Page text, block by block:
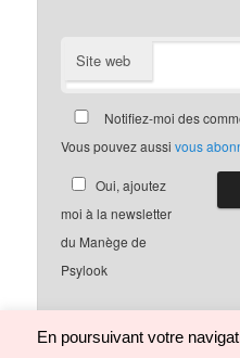
Site web
Notifiez-moi des
Vous pouvez aussivous
Oui, ajoutez
moi à la newsletter
du Manège de
Psylook
En poursuivant votre